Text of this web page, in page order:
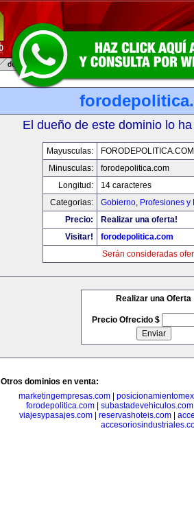
El dueño de este dominio lo
Mayusculas:
FORODEPOLITICA.COM
Minusculas:
forodepolitica.com
Longitud:
14 caracteres
Categorias:
Gobierno, Profesiones y
Precio:
Realizar una oferta!
Visitar!
forodepolitica.com
Serán consideradas
Realizar una Oferta
Precio Ofrecido $
Otros dominios en venta:
marketingempresas.com
forodepolitica.com| subastadevehiculos.com
viajesypasajes.com
reservashoteis.com